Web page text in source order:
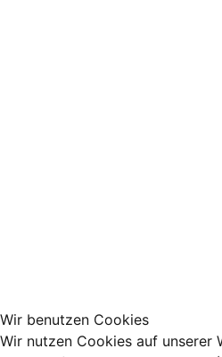
Wir benutzen Cookies
Wir nutzen Cookies auf unserer